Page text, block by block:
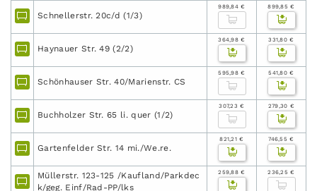
Schnellerstr. 20c/d (1/3)
989,84 € 899,85 €
Haynauer Str. 49 (2/2)
364,98 € 331,80 €
Schönhauser Str. 40/Marienstr. CS
595,98 € 541,80 €
Buchholzer Str. 65 li. quer (1/2)
307,23 € 279,30 €
Gartenfelder Str. 14 mi./We.re.
821,21 € 746,55 €
Müllerstr. 123-125 /Kaufland/Parkdec
k/geg. Einf/Rad-PP/lks
259,88 € 236,25 €